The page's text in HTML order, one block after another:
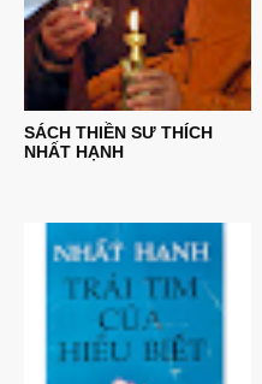
SÁCH THIỀN SƯ THÍCH
NHẤT HẠNH